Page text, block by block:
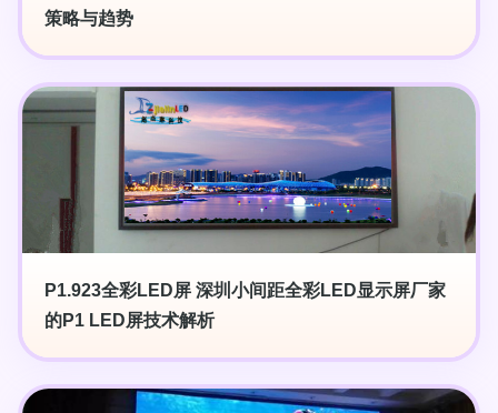
策略与趋势
P1.923全彩LED屏 深圳小间距全彩LED显示屏厂家
的P1 LED屏技术解析